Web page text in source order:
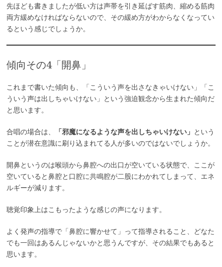
先ほども書きましたが低い方は声帯を引き延ばす筋肉、縮める筋肉
両方緩めなければならないので、その緩め方がわからなくなってい
るという感じでしょうか。
傾向その4「開鼻」
これまで書いた傾向も、「こういう声を出さなきゃいけない」「こ
ういう声は出しちゃいけない」という強迫観念から生まれた傾向だ
と思います。
合唱の場合は、 「邪魔になるような声を出しちゃいけない」 という
ことが潜在意識に刷り込まれてる人が多いのではないでしょうか。
開鼻というのは喉頭から鼻腔への出口が空いている状態で、ここが
空いていると鼻腔と口腔に共鳴腔が二股にわかれてしまって、エネ
ルギーが減ります。
聴覚印象上はこもったような感じの声になります。
よく発声の指導で「鼻腔に響かせて」って指導されること、どなた
でも一回はあるんじゃないかと思うんですが、その結果でもあると
思います。